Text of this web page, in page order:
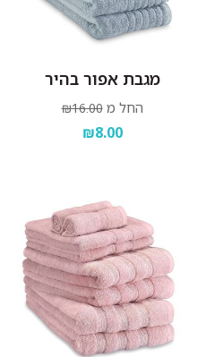
מגבת אפור בהיר
החל מ ₪16.00
₪8.00